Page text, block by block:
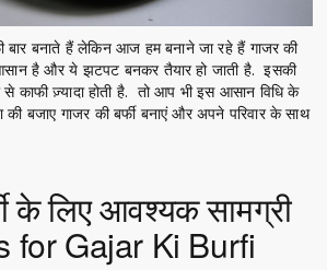
बार बनाते हैं लेकिन आज हम बनाने जा रहे हैं गाजर की
है और ये झटपट बनकर तैयार हो जाती है. इसकी
काफी ज़्यादा होती है. तो आप भी इस आसान विधि के
बजाए गाजर की बर्फी बनाएं और अपने परिवार के साथ
के लिए आवश्यक सामग्री
for Gajar Ki Burfi